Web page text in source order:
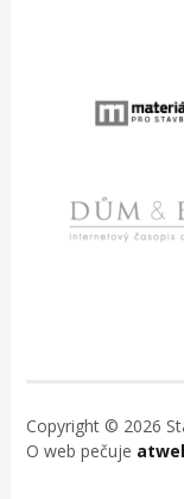
Copyright © 2026
O web pečuje